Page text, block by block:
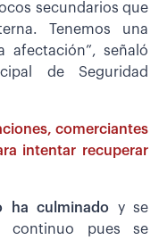
secundarios que
Tenemos una
afectación”, señaló
de Seguridad
comerciantes
intentar recuperar
ha culminado y se
continuo pues se